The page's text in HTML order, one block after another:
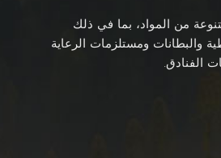
من المواد، بما في ذلك
والبطانات ومستلزمات الرعاية
الفنادق.